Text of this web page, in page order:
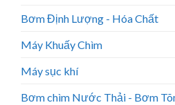
Bơm Định Lượng - Hóa Chất
Máy Khuấy Chìm
Máy sục khí
Bơm chìm Nước Thải - Bơm